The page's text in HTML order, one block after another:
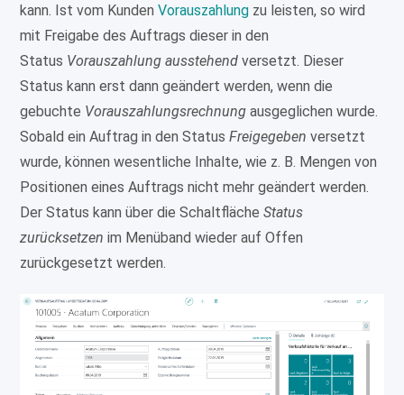
kann. Ist vom KundenVorauszahlung zu leisten, so wird
mit Freigabe des Auftrags dieser in den
Status Vorauszahlung ausstehend versetzt. Dieser
Status kann erst dann geändert werden, wenn die
gebuchte Vorauszahlungsrechnung ausgeglichen wurde.
Sobald ein Auftrag in den StatusFreigegeben versetzt
wurde, können wesentliche Inhalte, wie z. B. Mengen von
Positionen eines Auftrags nicht mehr geändert werden.
Der Status kann über die SchaltflächeStatus
zurücksetzen im Menüband wieder auf Offen
zurückgesetzt werden.